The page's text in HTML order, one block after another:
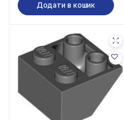
Додати в кошик